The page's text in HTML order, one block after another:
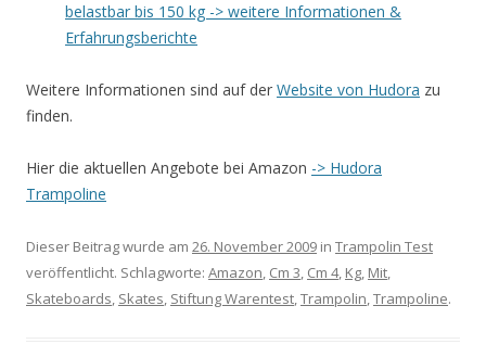
belastbar bis 150 kg -> weitere Informationen &
Erfahrungsberichte
Weitere Informationen sind auf der Website von Hudora zu
finden.
Hier die aktuellen Angebote bei Amazon -> Hudora
Trampoline
Dieser Beitrag wurde am 26. November 2009 in Trampolin Test
veröffentlicht. Schlagworte: Amazon, Cm 3, Cm 4, Kg, Mit,
Skateboards, Skates, Stiftung Warentest,Trampolin,Trampoline.